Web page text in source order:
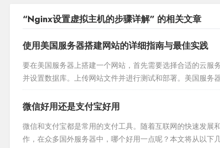
“Nginx设置虚拟主机的步骤详解” 的相关文章
使用美国服务器搭建网站的详细指南与最佳实践
要在美国服务器上搭建一个网站，首先需要选择合适的云服
并设置数据库。上传网站文件并进行测试和部署。美国服
任何想要在线推广自己的企业或个人来说都至关重要，本...
微信好用还是支付宝好用
微信和支付宝都是常用的支付工具。随着互联网的快速发
作，在众多国外服务器中，哪个好用一点呢？本文将从以